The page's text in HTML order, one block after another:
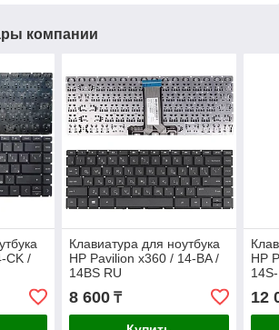
компании
CK /
Клавиатура для ноутбука
HP Pavilion x360 / 14-BA /
14BS RU
8 600₸
HP
12